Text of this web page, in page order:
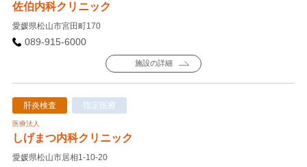
佐伯内科クリニック
愛媛県松山市宮田町170
089-915-6000
施設の詳細
肝炎検査 指定医療
医療法人
しげまつ内科クリニック
愛媛県松山市居相1-10-20